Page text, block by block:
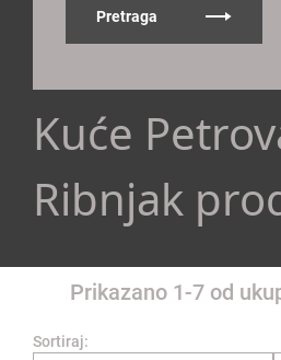
Pretraga
Kuće
Ribnjak
Prikazano 1-7 od
Sortiraj: